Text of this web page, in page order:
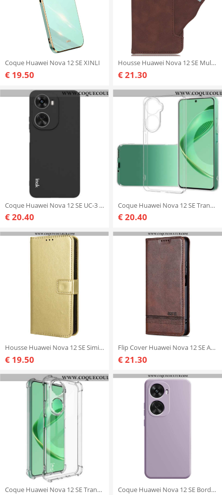
Coque Huawei Nova 12 SE XINLI
€ 19.50
Housse Huawei Nova 12 SE Multi-Cartes
€ 21.30
Coque Huawei Nova 12 SE UC-3 Series IMAK
€ 20.40
Coque Huawei Nova 12 SE Transparente
€ 20.40
Housse Huawei Nova 12 SE Simili Cuir Flashy à Lanière
€ 19.50
Flip Cover Huawei Nova 12 SE AZNS
€ 21.30
Coque Huawei Nova 12 SE Transparente IMAK Coque Huawei Nova 12 SE Bords Droits